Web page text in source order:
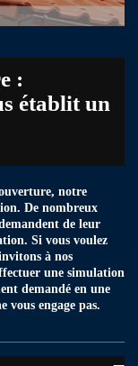
:
établit un
notre
De nombreux
de leur
Si vous voulez
à nos
une simulation
demandé en une
vous engage pas.